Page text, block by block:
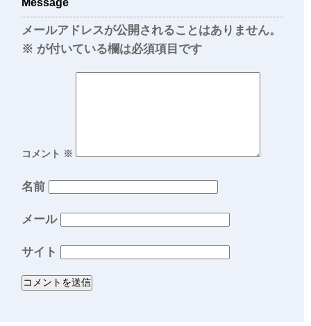
メールアドレスが公開されることはありません。
※ が付いている欄は必須項目です
コメント ※
名前
メール
サイト